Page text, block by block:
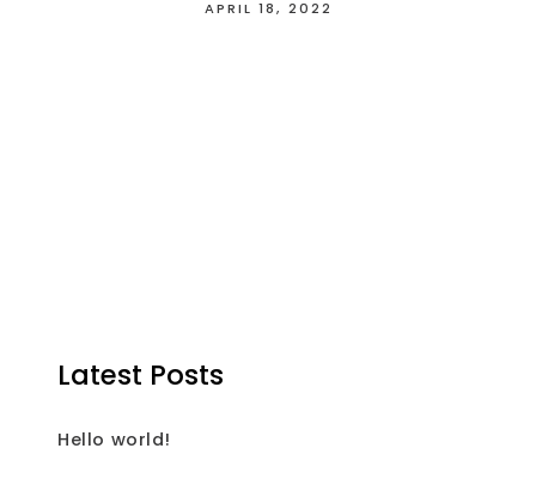
APRIL 18, 2022
Latest Posts
Hello world!